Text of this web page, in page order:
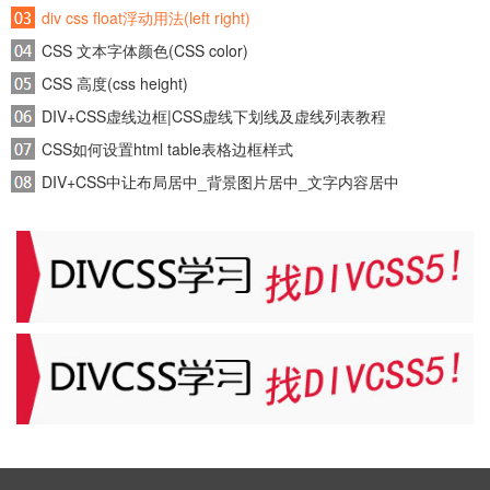
div css float浮动用法(left right)
CSS 文本字体颜色(CSS color)
CSS 高度(css height)
DIV+CSS虚线边框|CSS虚线下划线及虚线列表教程
CSS如何设置html table表格边框样式
DIV+CSS中让布局居中_背景图片居中_文字内容居中